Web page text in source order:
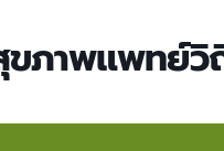
ขภาพแพทย์วิ